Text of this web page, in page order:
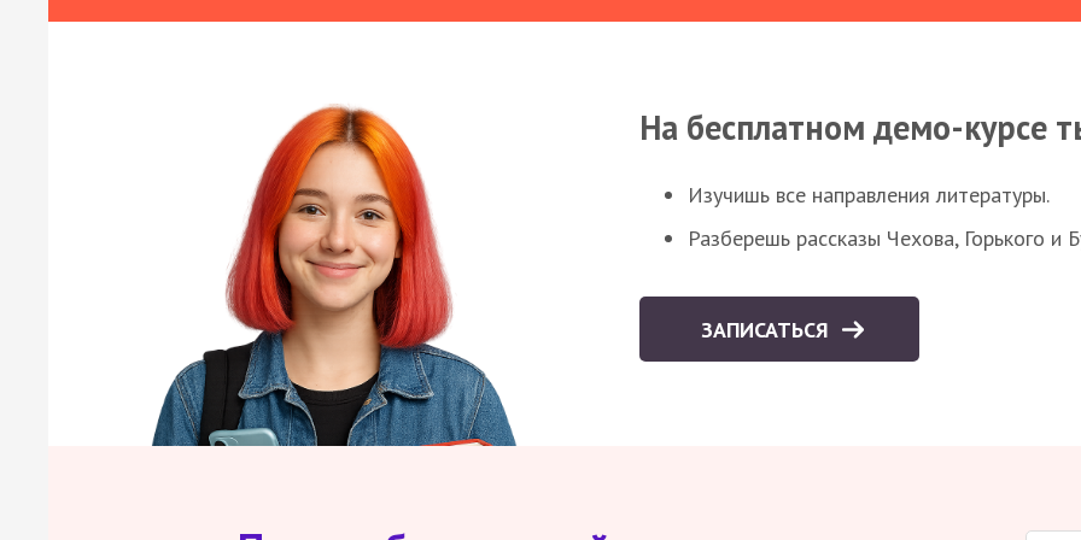
На бесплатном демо-курсе
Изучишь все направления литературы.
Разберешь рассказы Чехова, Горького и
ЗАПИСАТЬСЯ